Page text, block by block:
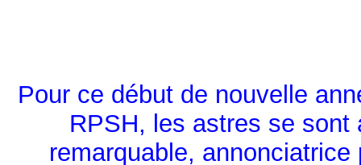
Pour ce début de nouvelle
RPSH, les astres se sont
remarquable,